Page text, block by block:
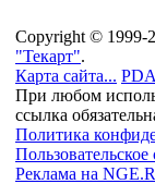
Copyright © 1999-
"Текарт".
Карта сайта...
При любом
ссылка
Политика
Реклама на